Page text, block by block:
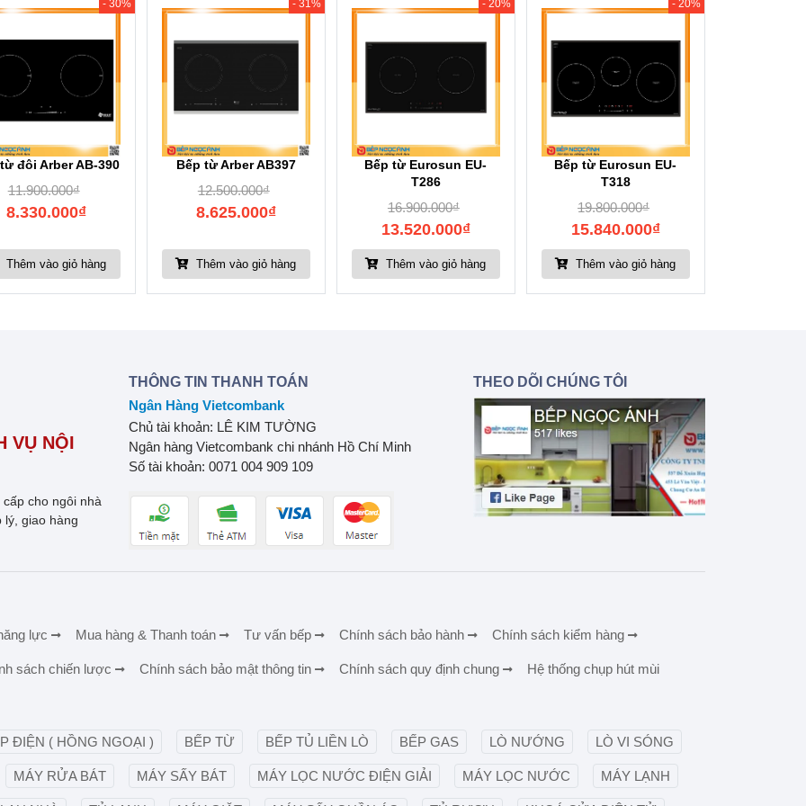
- 30%
đôi Arber AB-390
11.900.000₫
8.330.000₫
Thêm vào giỏ hàng
- 31%
Bếp từ Arber AB397
12.500.000₫
8.625.000₫
Thêm vào giỏ hàng
- 20%
Bếp từ Eurosun EU-
T286
16.900.000₫
13.520.000₫
Thêm vào giỏ hàng
- 20%
Bếp từ Eurosun EU-
T318
19.800.000₫
15.840.000₫
Thêm vào giỏ hàng
VỤ NỘI
cho ngôi nhà
lý, giao hàng
THÔNG TIN THANH TOÁN
Ngân Hàng Vietcombank
Chủ tài khoản: LÊ KIM TƯỜNG
Ngân hàng Vietcombank chi nhánh Hồ Chí Minh
Số tài khoản: 0071 004 909 109
THEO DÕI CHÚNG TÔI
lực Mua hàng & Thanh toán Tư vấn bếp Chính sách bảo hành Chính sách kiểm hàng
sách chiến lược Chính sách bảo mật thông tin Chính sách quy định chung Hệ thống chụp hút mùi
ĐIỆN ( HỒNG NGOẠI ) BẾP TỪ BẾP TỦ LIỀN LÒ BẾP GAS LÒ NƯỚNG LÒ VI SÓNG
MÁY RỬA BÁT MÁY SẤY BÁT MÁY LỌC NƯỚC ĐIỆN GIẢI MÁY LỌC NƯỚC MÁY LẠNH